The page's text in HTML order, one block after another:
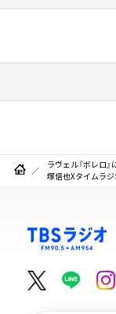
ラヴェル『ボレロ
塚信也Xタイムラジ